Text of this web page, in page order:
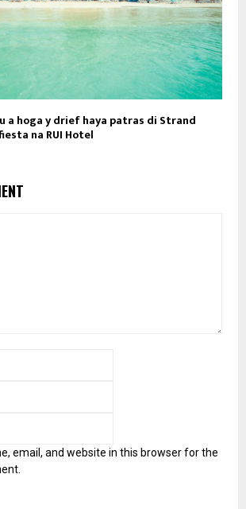
a hoga y drief haya patras di Strand
na RUI Hotel
email, and website in this browser for the